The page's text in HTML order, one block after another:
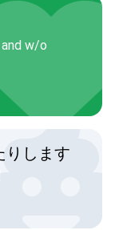
w/o
りします